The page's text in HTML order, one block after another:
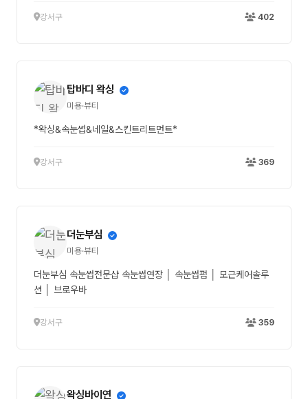
강서구 402
탑바디 왁싱
미용·뷰티
*왁싱&속눈썹&네일&스킨트리트먼트*
강서구 369
더눈부심
미용·뷰티
더눈부심 속눈썹전문샵 속눈썹연장 │ 속눈썹펌 │ 모근케어솔루
션 │ 브로우바
강서구 359
왁싱바이연